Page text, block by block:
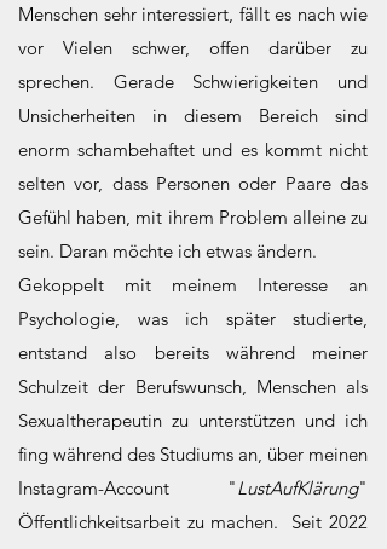
Menschen sehr interessiert, fällt es nach wie
vor Vielen schwer, offen darüber zu
sprechen. Gerade Schwierigkeiten und
Unsicherheiten in diesem Bereich sind
enorm schambehaftet und es kommt nicht
selten vor, dass Personen oder Paare das
Gefühl haben, mit ihrem Problem alleine zu
sein. Daran möchte ich etwas ändern.
Gekoppelt mit meinem Interesse an
Psychologie, was ich später studierte,
entstand also bereits während meiner
Schulzeit der Berufswunsch, Menschen als
Sexualtherapeutin zu unterstützen und ich
fing während des Studiums an, über meinen
Instagram-Account "LustAufKlärung"
Öffentlichkeitsarbeit zu machen. Seit 2022